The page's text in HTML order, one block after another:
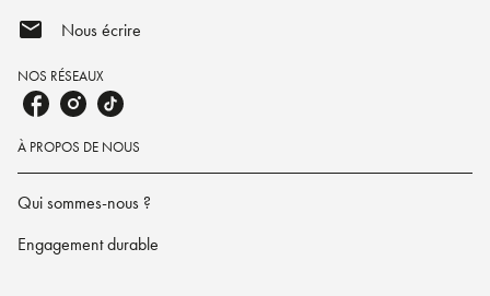
mail Nous écrire
NOS RÉSEAUX
À PROPOS DE NOUS
Qui sommes-nous ?
Engagement durable